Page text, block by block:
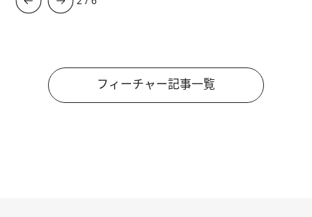
フィーチャー記事一覧